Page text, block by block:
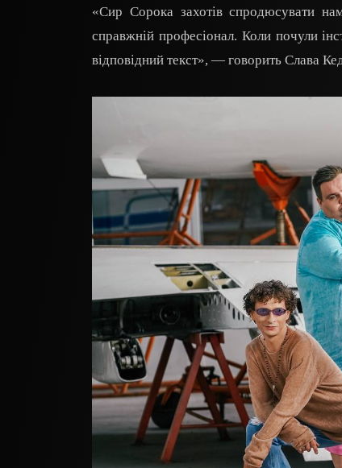
«Сир Сорока захотів спродюсувати
справжній професіонал. Коли почули
відповідний текст», — говорить Слава